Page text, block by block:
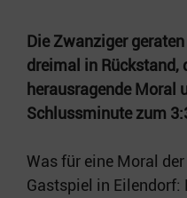
Die Zwanziger
dreimal in Rückstand,
herausragende Moral
Schlussminute zum
Was für eine Moral
Gastspiel in Eilendorf: